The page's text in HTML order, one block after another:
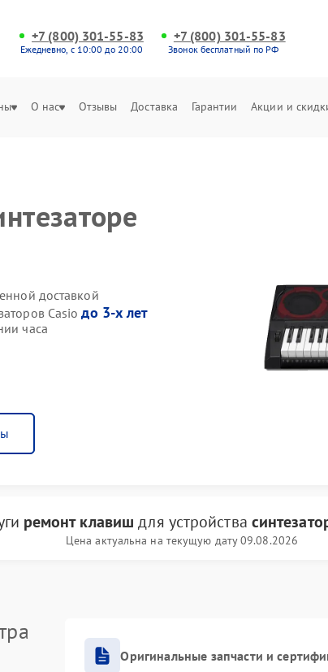
+7 (800) 301-55-83
Ежедневно, с 10:00 до 20:00
+7 (800) 301-55-83
Звонок бесплатный по РФ
О нас Отзывы Доставка Гарантии Акции и
доставкой
Casioдо 3-х лет
часа
ремонт клавиш для устройства
Цена актуальна на текущую дату 09.08.2026
Оригинальные запчасти и